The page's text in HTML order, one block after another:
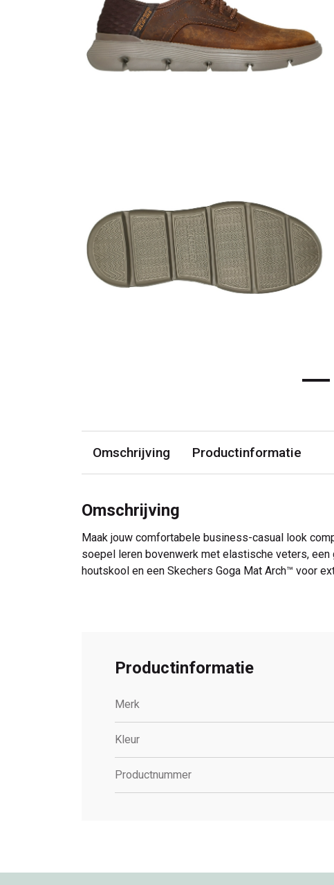
Omschrijving Productinformatie
Omschrijving
Maak jouw comfortabele business-casual look
soepel leren bovenwerk met elastische veters,
houtskool en een Skechers Goga Mat Arch™ voor
Productinformatie
Merk
Kleur
Productnummer